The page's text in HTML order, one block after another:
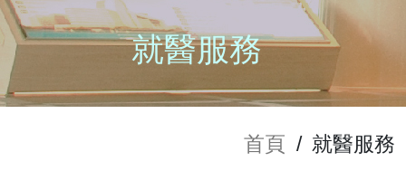
就醫服務
首頁 / 就醫服務